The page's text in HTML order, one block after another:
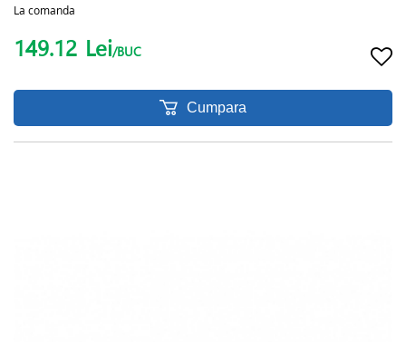
La comanda
149.12 Lei/BUC
Cumpara